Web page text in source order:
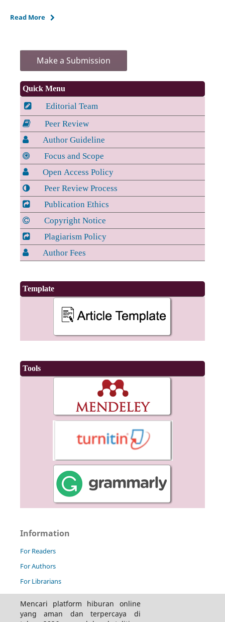
Read More
Make a Submission
Quick Menu
Editorial Team
Peer Review
Author Guideline
Focus and Scope
Open Access Policy
Peer Review Process
Publication Ethics
Copyright Notice
Plagiarism Policy
Author Fees
Template
Tools
Information
For Readers
For Authors
For Librarians
Mencari platform hiburan online
yang aman dan terpercaya di